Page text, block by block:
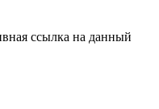
ссылка на данный